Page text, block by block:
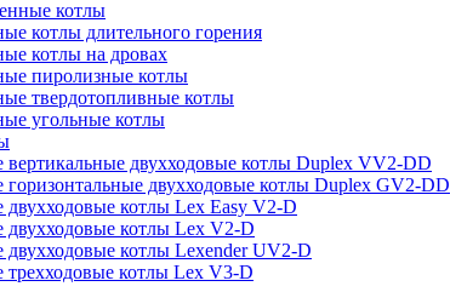
котлы
котлы длительного горения
котлы на дровах
пиролизные котлы
твердотопливные котлы
угольные котлы
вертикальные двухходовые котлы Duplex VV2-DD
двухходовые котлы Duplex GV2-DD
двухходовые котлы Lex Easy V2-D
двухходовые котлы Lex V2-D
двухходовые котлы Lexender UV2-D
трехходовые котлы Lex V3-D